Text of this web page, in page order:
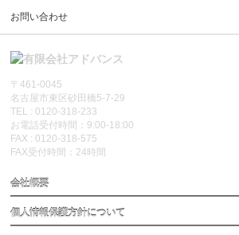
お問い合わせ
〒461-0045
名古屋市東区砂田橋5-7-29
TEL : 0120-318-233
お電話受付時間：9:00-18:00
FAX : 0120-318-575
FAX受付時間：24時間
会社概要
個人情報保護方針について